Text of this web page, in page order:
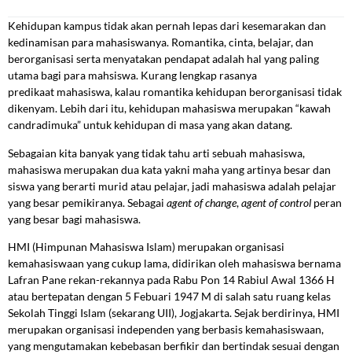
Kehidupan kampus tidak akan pernah lepas dari kesemarakan dan
kedinamisan para mahasiswanya. Romantika, cinta, belajar, dan
berorganisasi serta menyatakan pendapat adalah hal yang paling
utama bagi para mahsiswa. Kurang lengkap rasanya
predikaat mahasiswa, kalau romantika kehidupan berorganisasi tidak
dikenyam. Lebih dari itu, kehidupan mahasiswa merupakan “kawah
candradimuka” untuk kehidupan di masa yang akan datang.
Sebagaian kita banyak yang tidak tahu arti sebuah mahasiswa,
mahasiswa merupakan dua kata yakni maha yang artinya besar dan
siswa yang berarti murid atau pelajar, jadi mahasiswa adalah pelajar
yang besar pemikiranya. Sebagai agentofchange,agentofcontrol peran
yang besar bagi mahasiswa.
HMI (Himpunan Mahasiswa Islam) merupakan organisasi
kemahasiswaan yang cukup lama, didirikan oleh mahasiswa bernama
Lafran Pane rekan-rekannya pada Rabu Pon 14 Rabiul Awal 1366 H
atau bertepatan dengan 5 Febuari 1947 M di salah satu ruang kelas
Sekolah Tinggi Islam (sekarang UII), Jogjakarta. Sejak berdirinya, HMI
merupakan organisasi independen yang berbasis kemahasiswaan,
yang mengutamakan kebebasan berfikir dan bertindak sesuai dengan